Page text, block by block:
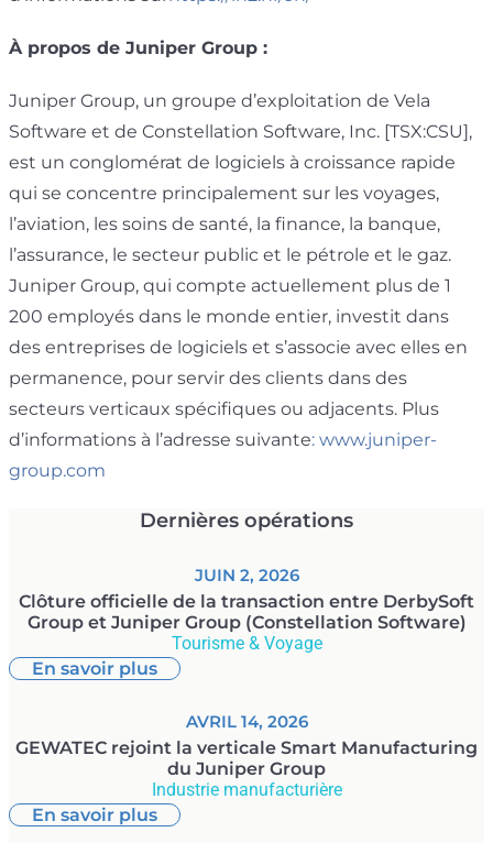
À propos de Juniper Group :
Juniper Group, un groupe d’exploitation de Vela
Software et de Constellation Software, Inc. [TSX:CSU],
est un conglomérat de logiciels à croissance rapide
qui se concentre principalement sur les voyages,
l’aviation, les soins de santé, la finance, la banque,
l’assurance, le secteur public et le pétrole et le gaz.
Juniper Group, qui compte actuellement plus de 1
200 employés dans le monde entier, investit dans
des entreprises de logiciels et s’associe avec elles en
permanence, pour servir des clients dans des
secteurs verticaux spécifiques ou adjacents. Plus
d’informations à l’adresse suivante: www.juniper-
group.com
Dernières opérations
JUIN 2, 2026
Clôture officielle de la transaction entre DerbySoft
Group et Juniper Group (Constellation Software)
Tourisme & Voyage
En savoir plus
AVRIL 14, 2026
GEWATEC rejoint la verticale Smart Manufacturing
du Juniper Group
Industrie manufacturière
En savoir plus